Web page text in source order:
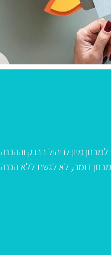
אפרת) שחידדה את הפוקוס
את כל הסטטיסטיקות”… כמו כן, תודה על